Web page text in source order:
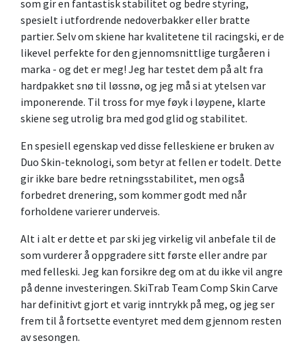
som gir en fantastisk stabilitet og bedre styring,
spesielt i utfordrende nedoverbakker eller bratte
partier. Selv om skiene har kvalitetene til racingski, er de
likevel perfekte for den gjennomsnittlige turgåeren i
marka - og det er meg! Jeg har testet dem på alt fra
hardpakket snø til løssnø, og jeg må si at ytelsen var
imponerende. Til tross for mye føyk i løypene, klarte
skiene seg utrolig bra med god glid og stabilitet.
En spesiell egenskap ved disse felleskiene er bruken av
Duo Skin-teknologi, som betyr at fellen er todelt. Dette
gir ikke bare bedre retningsstabilitet, men også
forbedret drenering, som kommer godt med når
forholdene varierer underveis.
Alt i alt er dette et par ski jeg virkelig vil anbefale til de
som vurderer å oppgradere sitt første eller andre par
med felleski. Jeg kan forsikre deg om at du ikke vil angre
på denne investeringen. SkiTrab Team Comp Skin Carve
har definitivt gjort et varig inntrykk på meg, og jeg ser
frem til å fortsette eventyret med dem gjennom resten
av sesongen.